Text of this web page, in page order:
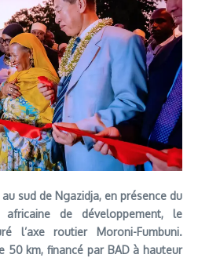
sud de Ngazidja, en présence du
de développement, le
l’axe routier Moroni-Fumbuni.
50 km, financé par BAD à hauteur